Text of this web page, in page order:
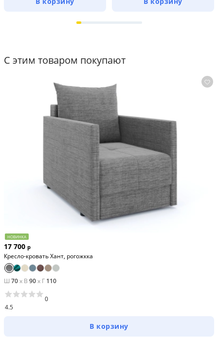
С этим товаром покупают
НОВИНКА
17 700 р
Кресло-кровать Хант, рогожкка
Ш 70x В 90x Г 110
4.5
0
В корзину